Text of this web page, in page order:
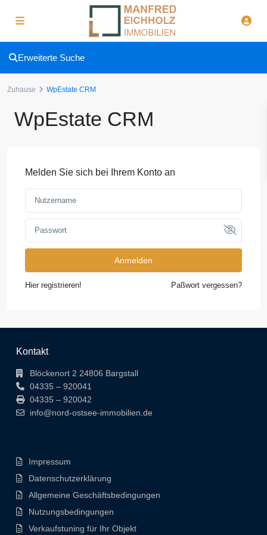
Erweiterte Suche
Zuhause WpEstate CRM
WpEstate CRM
Melden Sie sich bei Ihrem Konto an
Anmelden
Hier registrieren! Paßwort vergessen?
Kontakt
Blöckenort 2 24806 Bargstall
04335 – 920041
04335 – 920042
info@nord-ostsee-immobilien.de
Impressum
Datenschutzerklärung
Allgemeine Geschäftsbedingungen
Nutzungsbedingungen
Verkaufstuning für Ihr Objekt